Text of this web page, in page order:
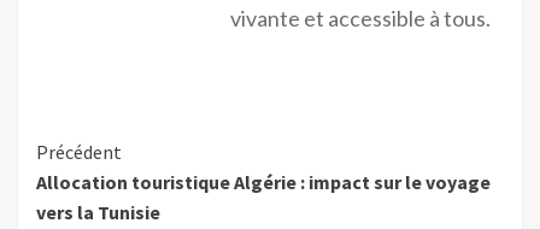
vivante et accessible à tous.
Précédent
Allocation touristique Algérie : impact sur le voyage
vers la Tunisie